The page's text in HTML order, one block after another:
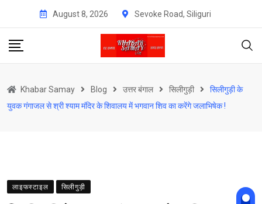
content
August 8, 2026 Sevoke Road, Siliguri
Khabar Samay Blog उत्तर बंगाल सिलीगुड़ी
सिलीगुड़ी के
युवक गंगाजल से श्री श्याम मंदिर के शिवालय में भगवान शिव का करेंगे जलाभिषेक !
लाइफस्टाइल सिलीगुड़ी